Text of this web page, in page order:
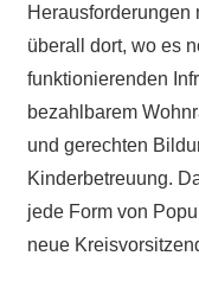
Herausforderungen
überall dort, wo es
funktionierenden
bezahlbarem
und gerechten
Kinderbetreuung.
jede Form von
neue